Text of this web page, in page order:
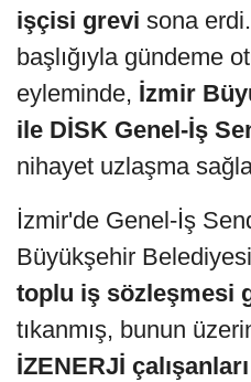
işçisi grevi sona
başlığıyla gündeme
eyleminde, İzmir
ile DİSK Genel-İş
nihayet uzlaşma
İzmir'de Genel-İş
Büyükşehir
toplu iş sözleşmesi
tıkanmış, bunun
İZENERJİ